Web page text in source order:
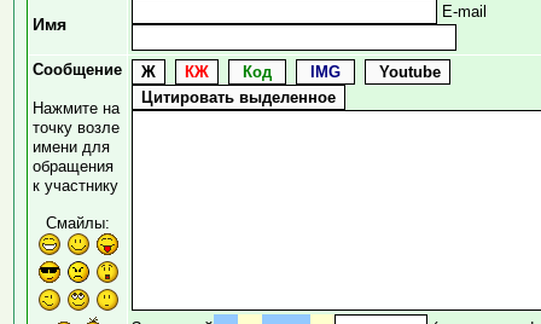
Имя
E-mail
Сообщение
Нажмите на
точку возле
имени для
обращения
к участнику
Смайлы: